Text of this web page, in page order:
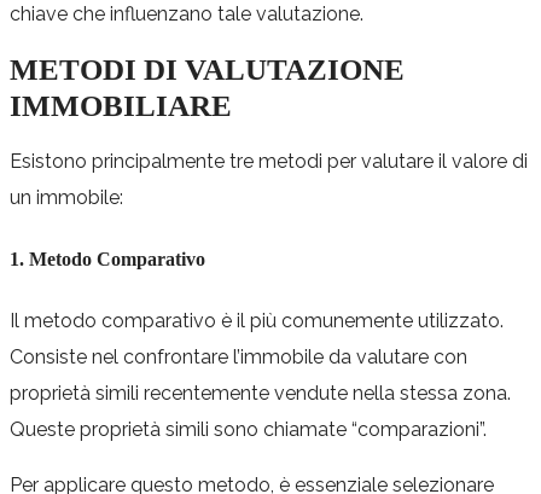
chiave che influenzano tale valutazione.
METODI DI VALUTAZIONE
IMMOBILIARE
Esistono principalmente tre metodi per valutare il valore di
un immobile:
1. Metodo Comparativo
Il metodo comparativo è il più comunemente utilizzato.
Consiste nel confrontare l’immobile da valutare con
proprietà simili recentemente vendute nella stessa zona.
Queste proprietà simili sono chiamate “comparazioni”.
Per applicare questo metodo, è essenziale selezionare